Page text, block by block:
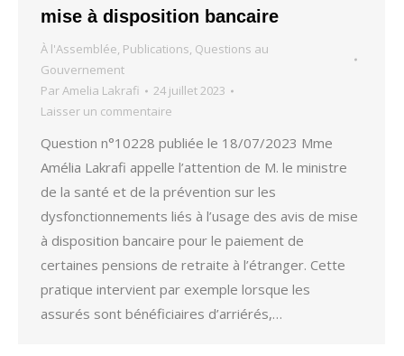
mise à disposition bancaire
À l'Assemblée, Publications, Questions au
Gouvernement
ParAmelia Lakrafi
24 juillet 2023
Laisser un commentaire
Question n°10228 publiée le 18/07/2023 Mme
Amélia Lakrafi appelle l’attention de M. le ministre
de la santé et de la prévention sur les
dysfonctionnements liés à l’usage des avis de mise
à disposition bancaire pour le paiement de
certaines pensions de retraite à l’étranger. Cette
pratique intervient par exemple lorsque les
assurés sont bénéficiaires d’arriérés,…